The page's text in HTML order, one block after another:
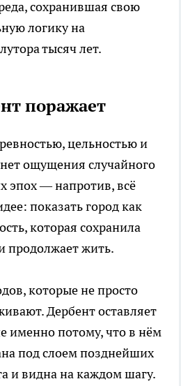
сохранившая свою
логику на
тысяч лет.
поражает
цельностью и
ощущения случайного
эпох — напротив, всё
показать город как
которая сохранила
продолжает жить.
которые не просто
Дербент оставляет
именно потому, что в нём
под слоем позднейших
и видна на каждом шагу.